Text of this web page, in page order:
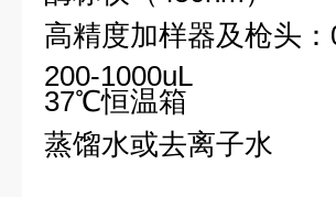
高精度加样器及枪头
200-1000uL
37℃恒温箱
蒸馏水或去离子水